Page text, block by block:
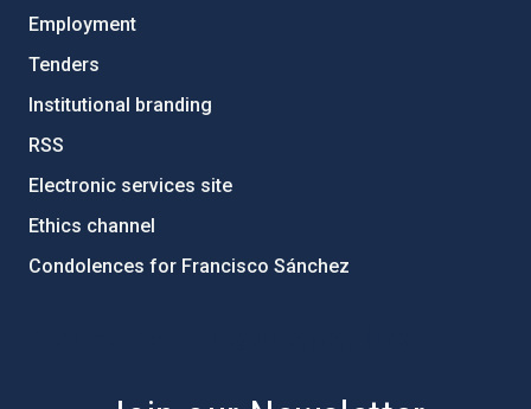
Employment
Tenders
Institutional branding
RSS
Electronic services site
Ethics channel
Condolences for Francisco Sánchez